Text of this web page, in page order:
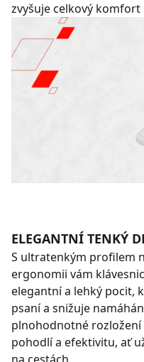
zvyšuje celkový
ELEGANTNÍ TENKÝ
S ultratenkým profilem
ergonomii vám
elegantní a lehký pocit,
psaní a snižuje
plnohodnotné rozložení
pohodlí a efektivitu, ať